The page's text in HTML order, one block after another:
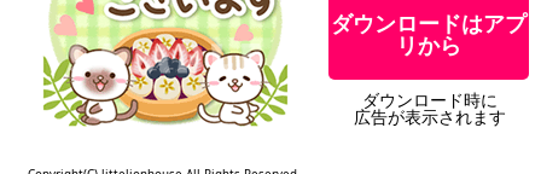
ダウンロードはアプ
リから
ダウンロード時に
広告が表示されます